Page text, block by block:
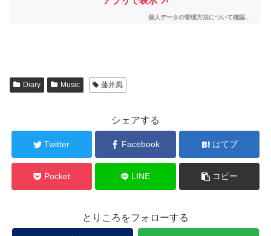
Diary Music 藤井風
シェアする
Twitter Facebook はてブ
Pocket LINE コピー
とりころをフォローする